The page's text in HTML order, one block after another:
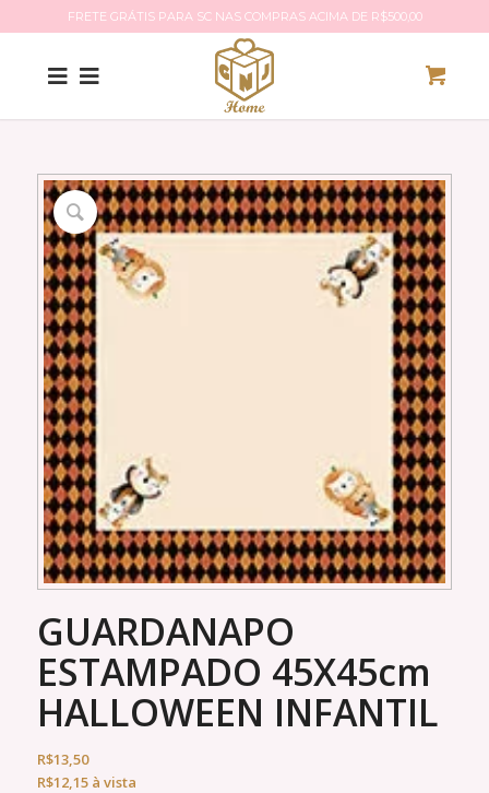
FRETE GRÁTIS PARA SC NAS COMPRAS ACIMA DE R$500,00
GUARDANAPO
ESTAMPADO 45X45cm
HALLOWEEN INFANTIL
R$13,50
R$12,15à vista